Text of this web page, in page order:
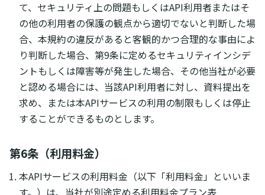
て、セキュリティ上の問題もしくはAPI利用者またはそ
の他の利用者の保護の観点から適切でないと判断した場
合、本規約の違反があると客観的かつ合理的な事由によ
り判断した場合、第9条に定めるセキュリティインシデ
ントもしくは障害等が発生した場合、その他当社が必要
と認める場合には、当該API利用者に対し、資料提出を
求め、または本APIサービスの利用の制限もしくは停止
することができるものとします。
第6条（利用料金）
本APIサービスの利用料金（以下「利用料金」といいま
す。）は、当社が別途定める利用料金プラン表